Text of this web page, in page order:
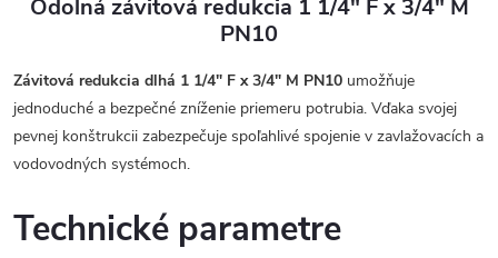
Odolná závitová redukcia 1 1/4" F x 3/4" M
PN10
Závitová redukcia dlhá 1 1/4" F x 3/4" M PN10 umožňuje
jednoduché a bezpečné zníženie priemeru potrubia. Vďaka svojej
pevnej konštrukcii zabezpečuje spoľahlivé spojenie v zavlažovacích a
vodovodných systémoch.
Technické parametre